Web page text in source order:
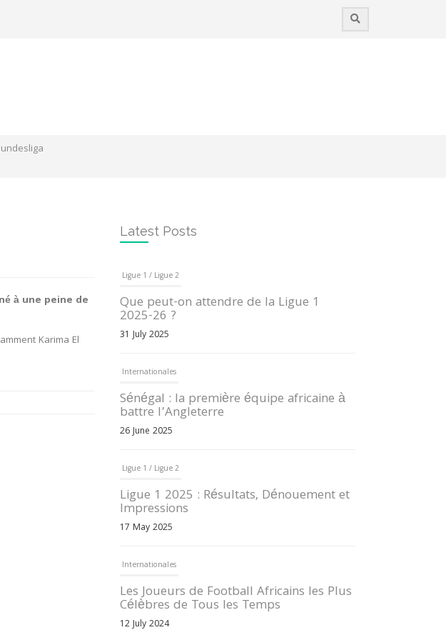
à une peine de
Karima El
Latest Posts
Ligue 1 / Ligue 2
Que peut-on attendre de la Ligue 1
2025-26 ?
31 July 2025
Internationales
Sénégal : la première équipe africaine à
battre l’Angleterre
26 June 2025
Ligue 1 / Ligue 2
Ligue 1 2025 : Résultats, Dénouement et
Impressions
17 May 2025
Internationales
Les Joueurs de Football Africains les Plus
Célèbres de Tous les Temps
12 July 2024